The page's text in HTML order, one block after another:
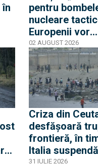
pentru
nucleare
Europenii vor
dislocarea în
pentru a
Rusia că
glumește cu
apărare
02 AUGUST 2026
Criza din
desfășoară
frontieră, în
Italia suspendă
acordul
31 IULIE 2026